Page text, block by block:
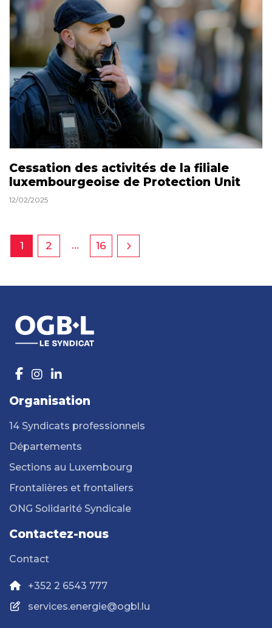
Cessation des activités de la filiale
luxembourgeoise de Protection Unit
12/02/2025
1 2 … 16
Organisation
14 Syndicats professionnels
Départements
Sections au Luxembourg
Frontalières et frontaliers
ONG Solidarité Syndicale
Contactez-nous
Contact
+352 2 6543 777
services.energie@ogbl.lu